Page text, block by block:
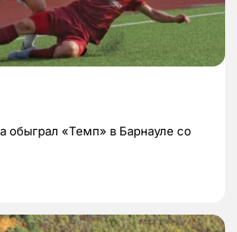
обыграл «Темп» в Барнауле со